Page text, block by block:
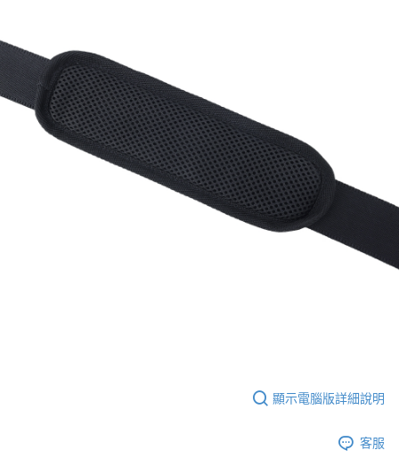
顯示電腦版詳細說明
客服